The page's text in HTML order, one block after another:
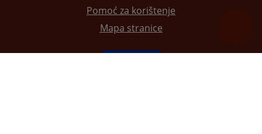
Pomoć za korištenje
Mapa stranice